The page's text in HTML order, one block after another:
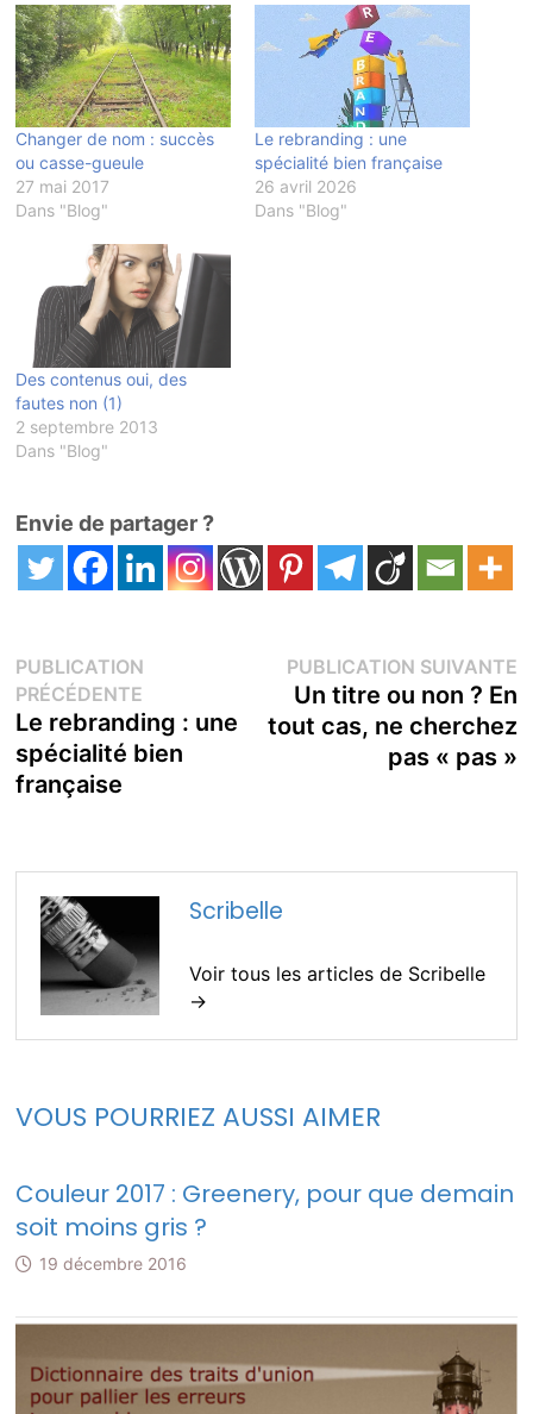
Changer de nom : succès
ou casse-gueule
27 mai 2017
Dans "Blog"
Le rebranding : une
spécialité bien française
26 avril 2026
Dans "Blog"
Des contenus oui, des
fautes non (1)
2 septembre 2013
Dans "Blog"
Envie de partager ?
Navigation
de
l’article
PUBLICATION
PRÉCÉDENTE
précédente :
Le rebranding : une
spécialité bien
française
PUBLICATION SUIVANTE
Un titre ou non ? En
tout cas, ne cherchez
pas « pas »
Scribelle
Voir tous les articles de Scribelle
→
VOUS POURRIEZ AUSSI AIMER
Couleur 2017 : Greenery, pour que demain
soit moins gris ?
19 décembre 2016